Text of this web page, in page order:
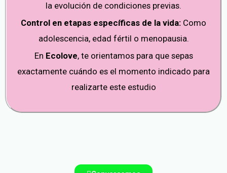
la evolución de condiciones previas.
Control en etapas específicas de la vida: Como
adolescencia, edad fértil o menopausia.
En Ecolove, te orientamos para que sepas
exactamente cuándo es el momento indicado para
realizarte este estudio